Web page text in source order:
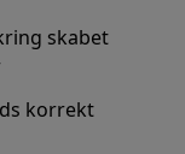
skabet
korrekt